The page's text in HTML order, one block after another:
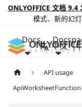
ONLYOFFICE 文档 9.4
模式、新的幻
Docs
中文（中
API usage
ApiWorksheetFunction